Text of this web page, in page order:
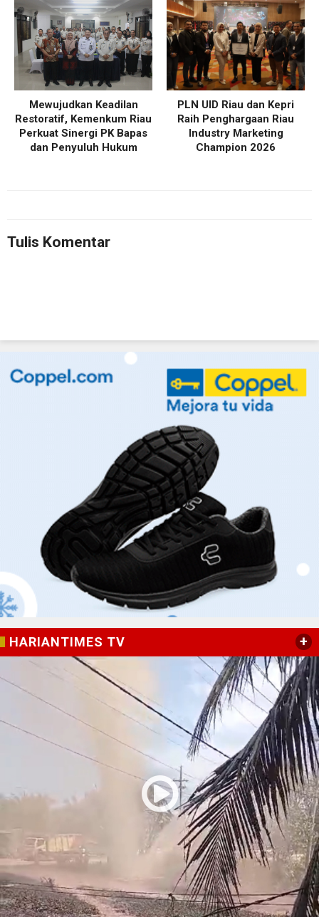
Mewujudkan Keadilan
Restoratif, Kemenkum Riau
Perkuat Sinergi PK Bapas
dan Penyuluh Hukum
PLN UID Riau dan Kepri
Raih Penghargaan Riau
Industry Marketing
Champion 2026
Tulis Komentar
HARIANTIMES TV +